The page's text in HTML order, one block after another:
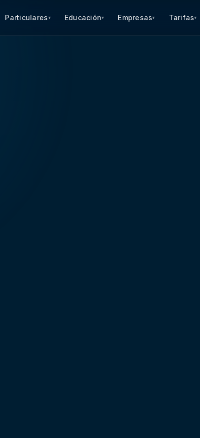
Particulares▾ Educación▾ Empresas▾ Tarifas▾